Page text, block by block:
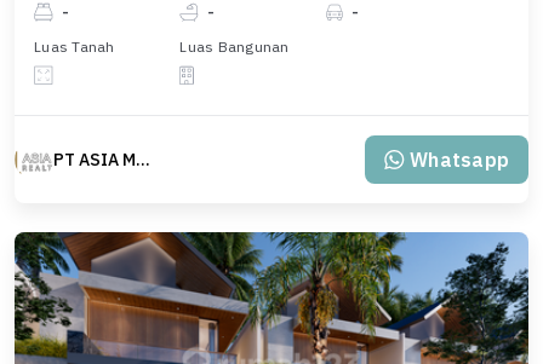
- - -
Luas Tanah Luas Bangunan
PT ASIA MAS REALTY Whatsapp